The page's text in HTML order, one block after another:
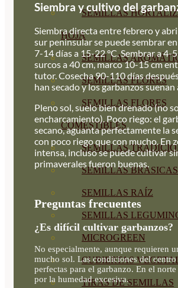
SEMILLAS
HOJA
SEMILLAS
SEMILLAS FLORES
SEMILLAS FLORES
COMESTIBLES
SEMILLAS
SEMILLAS BRASICAS
SEMILLAS RAÍZ
SEMILLAS
MICROGREEN
CUBIERTAS
TIRAS DE SEMILLAS
Siembra y cultivo del
Siembra directa entre febrero y
sur peninsular se puede sembrar
7-14 días a 15-22 °C. Sembrar a 4-
surcos a 40 cm, marco 10-15 cm
tutor. Cosecha 90-110 días
han secado y los garbanzos suenan
Pleno sol, suelo bien drenado (no
encharcamiento). Poco riego: el
secano, aguanta perfectamente la
con poco riego que con mucho. En
intensa, incluso se puede cultivar
primaverales fueron buenas.
Preguntas frecuentes
¿Es difícil cultivar garbanzos?
No especialmente, aunque requieren
mucho sol. Las condiciones del
perfectas para el garbanzo. En el
por la humedad excesiva.